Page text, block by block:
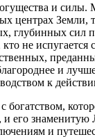
и силы.
центрах
глубинных сил
не
и
к
и его
и